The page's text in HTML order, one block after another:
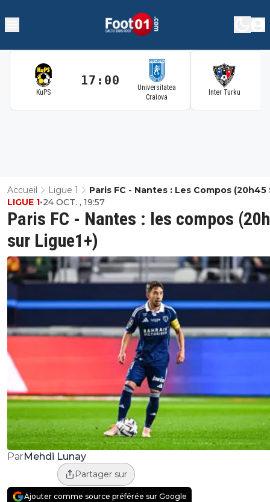
KuPS
17:00
Universitatea
Craiova
Inter Turku
Accueil Ligue 1
Paris FC - Nantes : Les Compos (20h45
Ligue1+)
Paris FC - Nantes : les compos
sur Ligue1+)
LIGUE 1•24 OCT. , 19:57
ParMehdi Lunay
Partager sur
Ajouter comme source préférée sur Google